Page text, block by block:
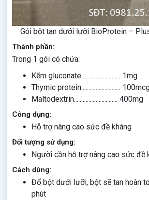
Gói bột tan dưới lưỡi BioProtein –
Thành phần:
Trong 1 gói có chứa:
Kẽm gluconate........................... 1mg
Thymic protein...........................
Maltodextrin.............................. 400mg
Công dụng:
Hỗ trợ nâng cao sức đề kháng
Đối tượng sử dụng:
Người cần hỗ trợ nâng cao sức đề
Cách dùng:
Đổ bột dưới lưỡi, bột sẽ tan hoàn
phút